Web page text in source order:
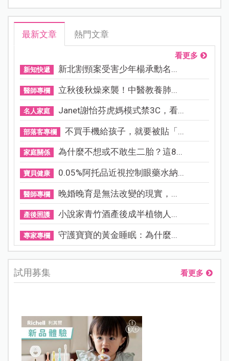
最新文章 熱門文章
看更多
新知快遞 新北割頸案受害少年楊承勳名...
醫師專欄 立秋後秋燥來襲！中醫教養肺...
名人家庭 Janet謝怡芬虎媽模式禁3C，看...
部落客專欄 不買手機給孩子，就要被貼「...
家庭關係 為什麼不想或不敢生二胎？這8...
寶貝健康 0.05%阿托品近視控制眼藥水納...
醫師專欄 晚婚晚育是無法改變的現實，...
產後照護 小說家青竹酒產後成半植物人...
專家專欄 守護寶寶的黃金睡眠：為什麼...
試用募集 看更多